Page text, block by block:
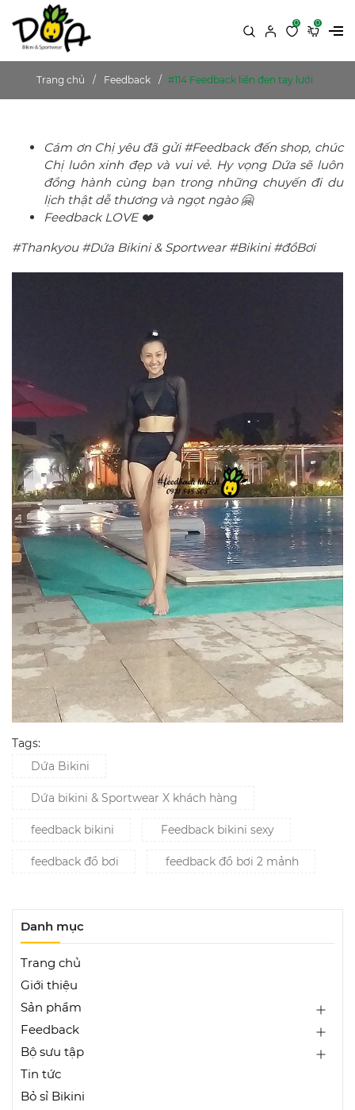
0 0
Trang chủ Feedback #114 Feedback liền đen tay lưới
Cám ơn Chị yêu đã gửi #Feedback đến shop, chúc
Chị luôn xinh đẹp và vui vẻ. Hy vọng Dứa sẽ luôn
đồng hành cùng bạn trong những chuyến đi du
lịch thật dễ thương và ngọt ngào 🤗
Feedback LOVE ❤️
#Thankyou #Dứa Bikini & Sportwear #Bikini #đồBơi
Tags:
Dứa Bikini
Dứa bikini & Sportwear X khách hàng
feedback bikini Feedback bikini sexy
feedback đồ bơi feedback đồ bơi 2 mảnh
Danh mục
Trang chủ
Giới thiệu
Sản phẩm
Feedback
Bộ sưu tập
Tin tức
Bỏ sỉ Bikini